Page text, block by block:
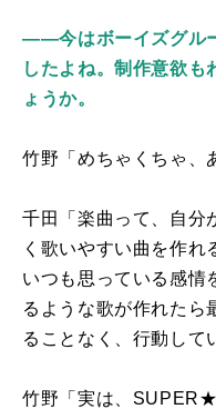
――今はボーイズグル
したよね。制作意欲も
ょうか。
竹野「めちゃくちゃ、
千田「楽曲って、自分
く歌いやすい曲を作
いつも思っている感情
るような歌が作れたら
ることなく、行動して
竹野「実は、 SUPER★